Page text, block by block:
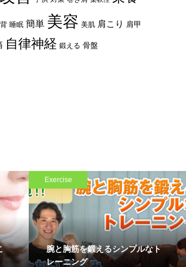
睡眠 簡単 美容 美肌 肩こり 肩甲
自律神経 鍛える 骨盤
Exercise
腕と胸筋を鍛えるシンプルなト
レーニング